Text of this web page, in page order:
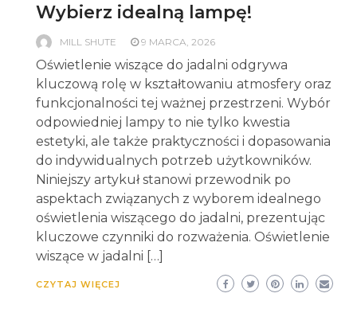
Wybierz idealną lampę!
MILL SHUTE 9 MARCA, 2026
Oświetlenie wiszące do jadalni odgrywa
kluczową rolę w kształtowaniu atmosfery oraz
funkcjonalności tej ważnej przestrzeni. Wybór
odpowiedniej lampy to nie tylko kwestia
estetyki, ale także praktyczności i dopasowania
do indywidualnych potrzeb użytkowników.
Niniejszy artykuł stanowi przewodnik po
aspektach związanych z wyborem idealnego
oświetlenia wiszącego do jadalni, prezentując
kluczowe czynniki do rozważenia. Oświetlenie
wiszące w jadalni […]
CZYTAJ WIĘCEJ